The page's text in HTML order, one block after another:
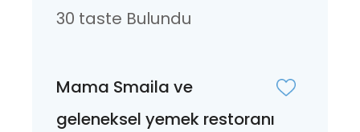
30 taste Bulundu
Mama Smaila ve
geleneksel yemek restoranı